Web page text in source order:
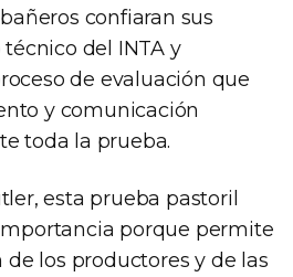
confiaran sus
del INTA y
de evaluación que
y comunicación
toda la prueba.
esta prueba pastoril
porque permite
los productores y de las